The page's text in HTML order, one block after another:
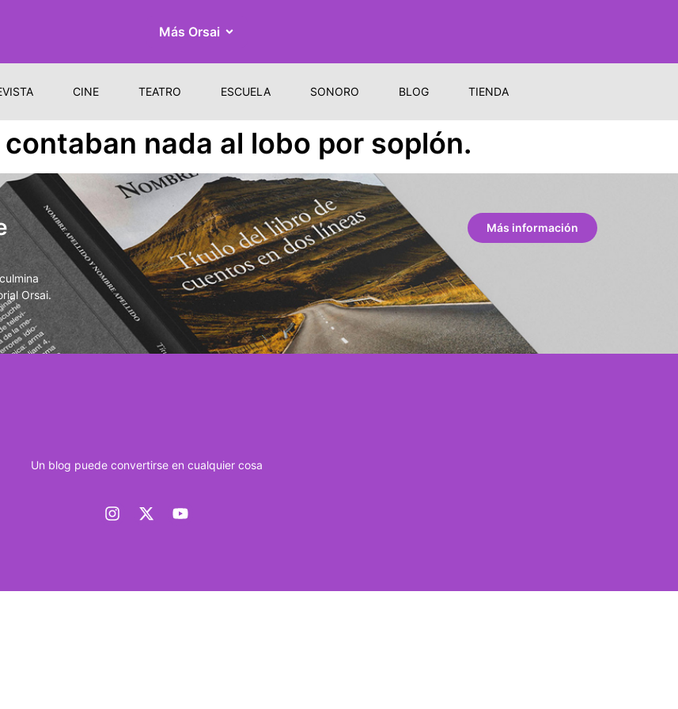
Más Orsai
CINE TEATRO ESCUELA SONORO BLOG TIENDA
nada al lobo por soplón.
Orsai.
Más información
Un blog puede convertirse en cualquier cosa